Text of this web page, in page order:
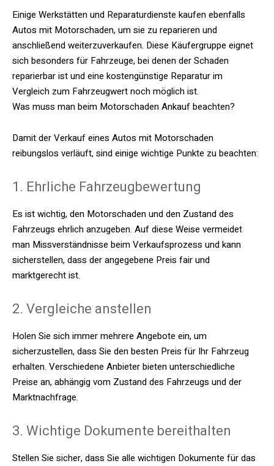
Einige Werkstätten und Reparaturdienste kaufen ebenfalls
Autos mit Motorschaden, um sie zu reparieren und
anschließend weiterzuverkaufen. Diese Käufergruppe eignet
sich besonders für Fahrzeuge, bei denen der Schaden
reparierbar ist und eine kostengünstige Reparatur im
Vergleich zum Fahrzeugwert noch möglich ist.
Was muss man beim Motorschaden Ankauf beachten?
Damit der Verkauf eines Autos mit Motorschaden
reibungslos verläuft, sind einige wichtige Punkte zu beachten:
1. Ehrliche Fahrzeugbewertung
Es ist wichtig, den Motorschaden und den Zustand des
Fahrzeugs ehrlich anzugeben. Auf diese Weise vermeidet
man Missverständnisse beim Verkaufsprozess und kann
sicherstellen, dass der angegebene Preis fair und
marktgerecht ist.
2. Vergleiche anstellen
Holen Sie sich immer mehrere Angebote ein, um
sicherzustellen, dass Sie den besten Preis für Ihr Fahrzeug
erhalten. Verschiedene Anbieter bieten unterschiedliche
Preise an, abhängig vom Zustand des Fahrzeugs und der
Marktnachfrage.
3. Wichtige Dokumente bereithalten
Stellen Sie sicher, dass Sie alle wichtigen Dokumente für das